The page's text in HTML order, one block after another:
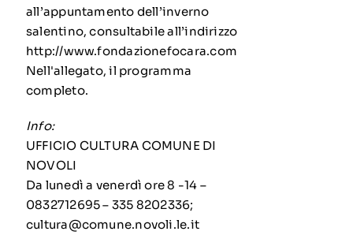
all’appuntamento dell’inverno
salentino, consultabile all’indirizzo
http://www.fondazionefocara.com
Nell'allegato, il programma
completo.
Info:
UFFICIO CULTURA COMUNE DI
NOVOLI
Da lunedì a venerdì ore 8 -14 –
0832712695 – 335 8202336;
cultura@comune.novoli.le.it